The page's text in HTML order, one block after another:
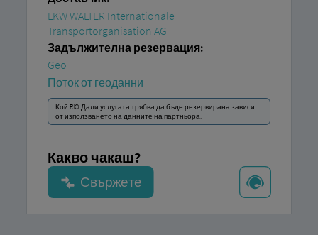
LKW WALTER Internationale
Transportorganisation AG
Задължителна резервация:
Geo
Поток от геоданни
Кой RIO Дали услугата трябва да бъде резервирана зависи
от използването на данните на партньора.
Какво чакаш?